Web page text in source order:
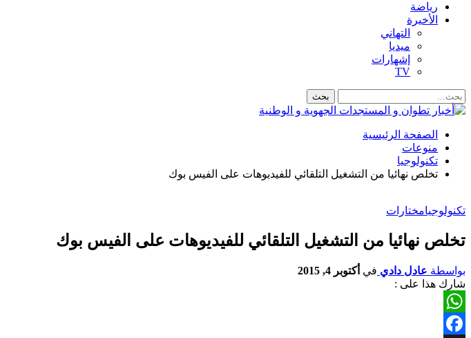
رياضة
الأخيرة
التهاني
ميديا
إشهارات
TV
الصفحة الرئيسية
منوعات
تكنولوجيا
تخلص نهائيا من التشغيل التلقائي للفيديوهات على الفيس بوك
تكنولوجيامختارات
تخلص نهائيا من التشغيل التلقائي للفيديوهات على الفيس بوك
بواسطة عادل دادي في أكتوبر 4, 2015
شارك هذا على :
WhatsApp